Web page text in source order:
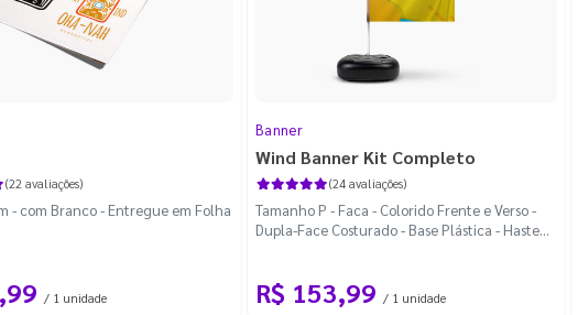
(22 avaliações)
- com Branco - Entregue em Folha
/ 1 unidade
Banner
Wind Banner Kit Completo
(24 avaliações)
Tamanho P - Faca - Colorido Frente e Verso -
Dupla-Face Costurado - Base Plástica - Haste
R$ 153,99 / 1 unidade